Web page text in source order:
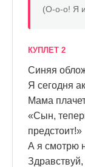
(О-о-о! Я
КУПЛЕТ 2
Синяя
Я сегодня
Мама
«Сын,
предстоит!»
А я смотрю